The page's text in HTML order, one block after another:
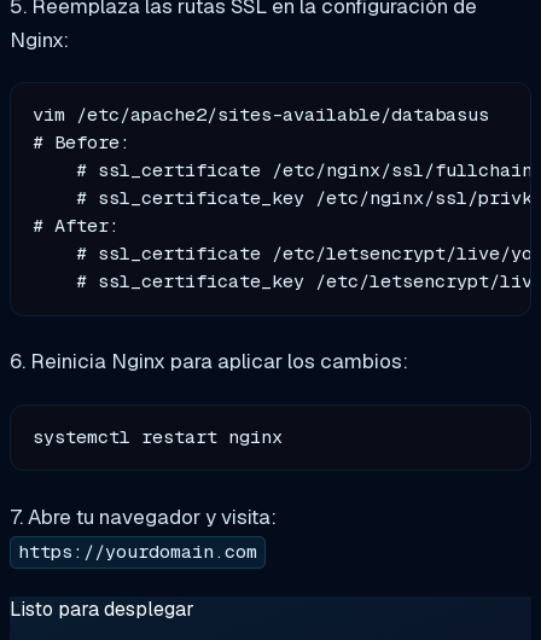
5. Reemplaza las rutas SSL en la configuración de
Nginx:
vim /etc/apache2/sites-available/databasus
# Before:
# ssl_certificate /etc/nginx/ssl/
# ssl_certificate_key /etc/nginx/ssl/
# After:
# ssl_certificate /etc/letsencrypt/live/
6. Reinicia Nginx para aplicar los cambios:
7. Abre tu navegador y visita:
https://yourdomain.com
Listo para desplegar